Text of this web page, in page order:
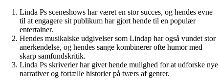
Linda Ps sceneshows har været en stor succes, og hendes evne
til at engagere sit publikum har gjort hende til en populær
entertainer.
Hendes musikalske udgivelser som Lindap har også vundet stor
anerkendelse, og hendes sange kombinerer ofte humor med
skarp samfundskritik.
Linda Ps skriverier har givet hende mulighed for at udforske nye
narrativer og fortælle historier på tværs af genrer.